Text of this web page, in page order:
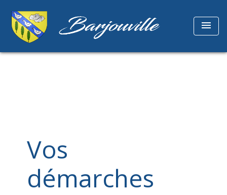
menu
Vos
démarches